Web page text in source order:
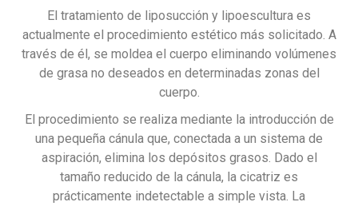
El tratamiento de liposucción y lipoescultura es
actualmente el procedimiento estético más solicitado. A
través de él, se moldea el cuerpo eliminando volúmenes
de grasa no deseados en determinadas zonas del
cuerpo.
El procedimiento se realiza mediante la introducción de
una pequeña cánula que, conectada a un sistema de
aspiración, elimina los depósitos grasos. Dado el
tamaño reducido de la cánula, la cicatriz es
prácticamente indetectable a simple vista. La